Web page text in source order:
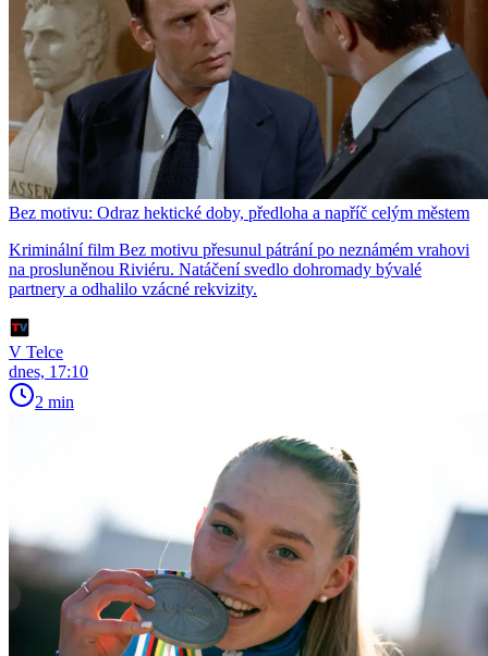
Bez motivu: Odraz hektické doby, předloha a napříč celým městem
Kriminální film Bez motivu přesunul pátrání po neznámém vrahovi
na prosluněnou Riviéru. Natáčení svedlo dohromady bývalé
partnery a odhalilo vzácné rekvizity.
V Telce
dnes, 17:10
2 min